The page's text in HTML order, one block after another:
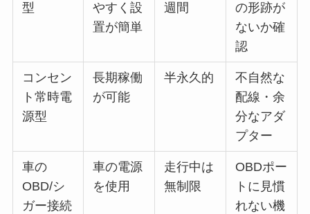
型
やすく設
置が簡単
週間
の形跡が
ないか確
認
コンセン
ト常時電
源型
長期稼働
が可能
半永久的
不自然な
配線・余
分なアダ
プター
車の
OBD/シ
ガー接続
車の電源
を使用
走行中は
無制限
OBDポー
トに見慣
れない機